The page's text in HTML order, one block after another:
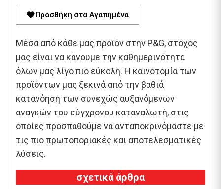
Προσθήκη στα Αγαπημένα
Μέσα από κάθε μας προϊόν στην P&G, στόχος
μας είναι να κάνουμε την καθημερινότητα
όλων μας λίγο πιο εύκολη. Η καινοτομία των
προϊόντων μας ξεκινά από την βαθιά
κατανόηση των συνεχώς αυξανόμενων
αναγκών του σύγχρονου καταναλωτή, στις
οποίες προσπαθούμε να ανταποκρινόμαστε με
τις πιο πρωτοποριακές και αποτελεσματικές
λύσεις.
σχετικά άρθρα